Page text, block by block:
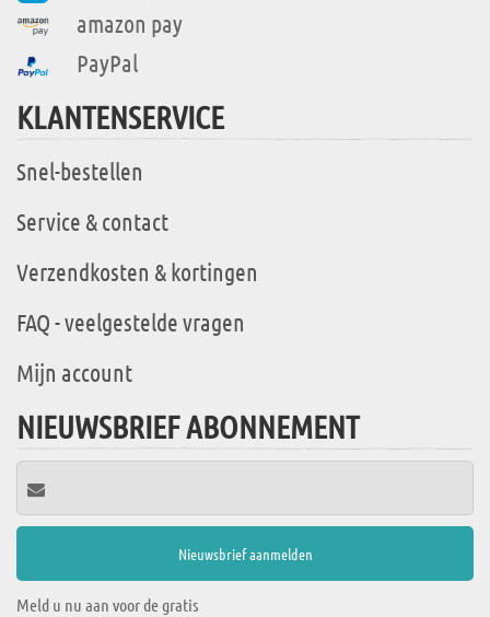
amazon pay
PayPal
KLANTENSERVICE
Snel-bestellen
Service & contact
Verzendkosten & kortingen
FAQ - veelgestelde vragen
Mijn account
NIEUWSBRIEF ABONNEMENT
Meld u nu aan voor de gratis